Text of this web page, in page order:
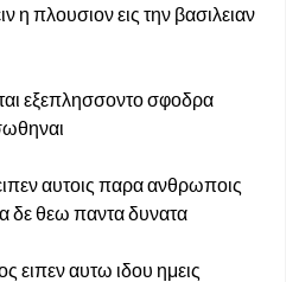
η πλουσιον εις την βασιλειαν
εξεπλησσοντο σφοδρα
αυτοις παρα ανθρωποις
δε θεω παντα δυνατα
ειπεν αυτω ιδου ημεις